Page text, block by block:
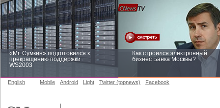
«Mr. Сумкин» подготовился к
прекращению поддержки
WS2003
Как строился электронный
бизнес Банка Москвы?
English Mobile Android Light Twitter (topnews) Facebook